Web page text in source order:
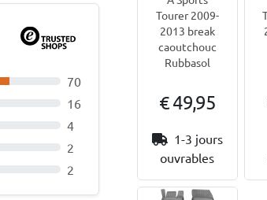
70
16
4
2
2
Tourer 2009-
2013 break
caoutchouc
Rubbasol
€ 49,95
1-3 jours
ouvrables